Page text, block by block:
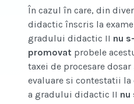
În cazul în care, din
didactic înscris la
gradului didactic II nu
promovat probele
taxei de procesare
evaluare si contestatii la
a gradului didactic II nu